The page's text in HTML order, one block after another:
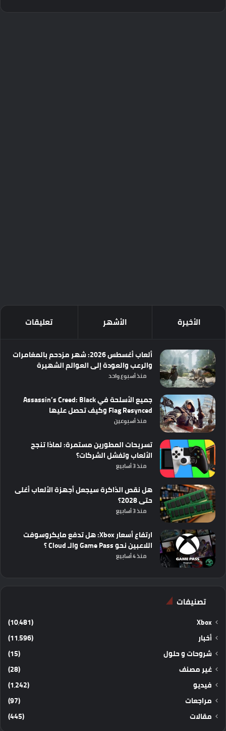
الأخيرة الأشهر تعليقات
ألعاب أغسطس 2026: شهر مزدحم بالمغامرات
والرعب والعودة إلى العوالم الشهيرة
منذ أسبوع واحد
جميع الأسلحة في Assassin’s Creed: Black
Flag Resynced وكيف تحصل عليها
منذ أسبوعين
تسريحات المطورين مستمرة: لماذا تنجح
الألعاب وتفشل الشركات؟
منذ 3 أسابيع
هل نقص الذاكرة سيجعل أجهزة الألعاب أغلى
حتى 2028؟
منذ 3 أسابيع
ارتفاع أسعار Xbox: هل تدفع مايكروسوفت
اللاعبين نحو Game Pass والـ Cloud ؟
منذ 4 أسابيع
تصنيفات
Xbox
(10٬481)
أخبار
(11٬596)
شروحات و حلول
(15)
غير مصنف
(28)
فيديو
(1٬242)
مراجعات
(97)
مقالات
(445)